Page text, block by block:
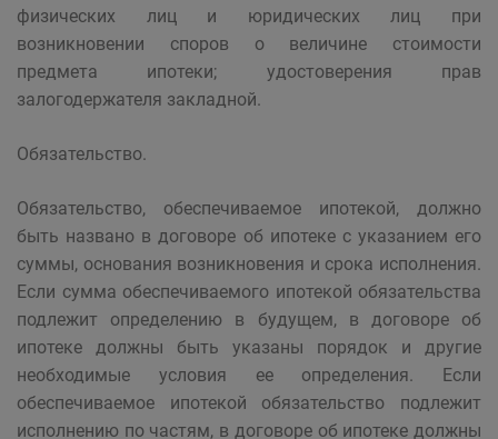
физических лиц и юридических лиц при
возникновении споров о величине стоимости
предмета ипотеки; удостоверения прав
залогодержателя закладной.
Обязательство.
Обязательство, обеспечиваемое ипотекой, должно
быть названо в договоре об ипотеке с указанием его
суммы, основания возникновения и срока исполнения.
Если сумма обеспечиваемого ипотекой обязательства
подлежит определению в будущем, в договоре об
ипотеке должны быть указаны порядок и другие
необходимые условия ее определения. Если
обеспечиваемое ипотекой обязательство подлежит
исполнению по частям, в договоре об ипотеке должны